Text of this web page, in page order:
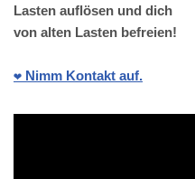
Lasten auflösen und dich
von alten Lasten befreien!
❤️ Nimm Kontakt auf.